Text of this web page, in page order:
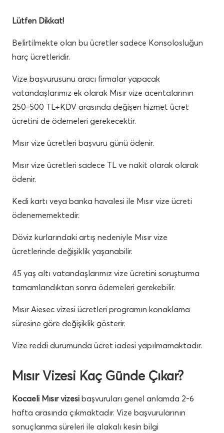
Lütfen Dikkat!
Belirtilmekte olan bu ücretler sadece Konsolosluğun
harç ücretleridir.
Vize başvurusunu aracı firmalar yapacak
vatandaşlarımız ek olarak Mısır vize acentalarının
250-500 TL+KDV arasında değişen hizmet ücret
ücretini de ödemeleri gerekecektir.
Mısır vize ücretleri başvuru günü ödenir.
Mısır vize ücretleri sadece TL ve nakit olarak olarak
ödenir.
Kedi kartı veya banka havalesi ile Mısır vize ücreti
ödenememektedir.
Döviz kurlarındaki artış nedeniyle Mısır vize
ücretlerinde değişiklik yaşanabilir.
45 yaş altı vatandaşlarımız vize ücretini soruşturma
tamamlandıktan sonra ödemeleri gerekebilir.
Mısır Aiesec vizesi ücretleri programın konaklama
süresine göre değişiklik gösterir.
Vize reddi durumunda ücret iadesi yapılmamaktadır.
Mısır Vizesi Kaç Günde Çıkar?
Kocaeli Mısır vizesi başvuruları genel anlamda 2-6
hafta arasında çıkmaktadır. Vize başvurularının
sonuçlanma süreleri ile alakalı kesin bilgi